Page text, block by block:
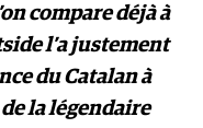
compare déjà à
l’a justement
du Catalan à
la légendaire